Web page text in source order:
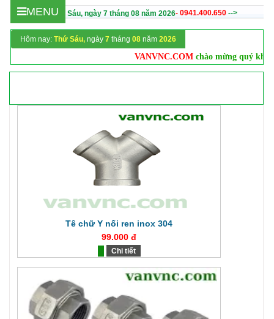
Hôm nay :Thứ Sáu, ngày 7tháng08năm 2026- 0941.400.650 -->
MENU
Hôm nay: Thứ Sáu, ngày 7tháng 08năm 2026
VANVNC.COMchào mừng quý khách
Tê chữ Y nối ren inox 304
99.000 đ
Chi tiết